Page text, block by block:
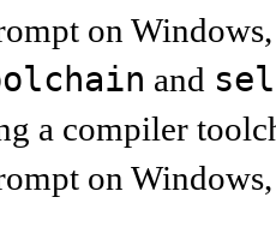
on
and
a compiler
on